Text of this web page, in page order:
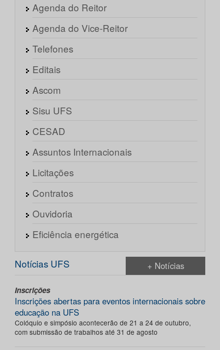
Agenda do Reitor
Agenda do Vice-Reitor
Telefones
Editais
Ascom
Sisu UFS
CESAD
Assuntos Internacionais
Licitações
Contratos
Ouvidoria
Eficiência energética
Notícias UFS + Notícias
Inscrições
Inscrições abertas para eventos internacionais sobre
educação na UFS
Colóquio e simpósio acontecerão de 21 a 24 de outubro,
com submissão de trabalhos até 31 de agosto